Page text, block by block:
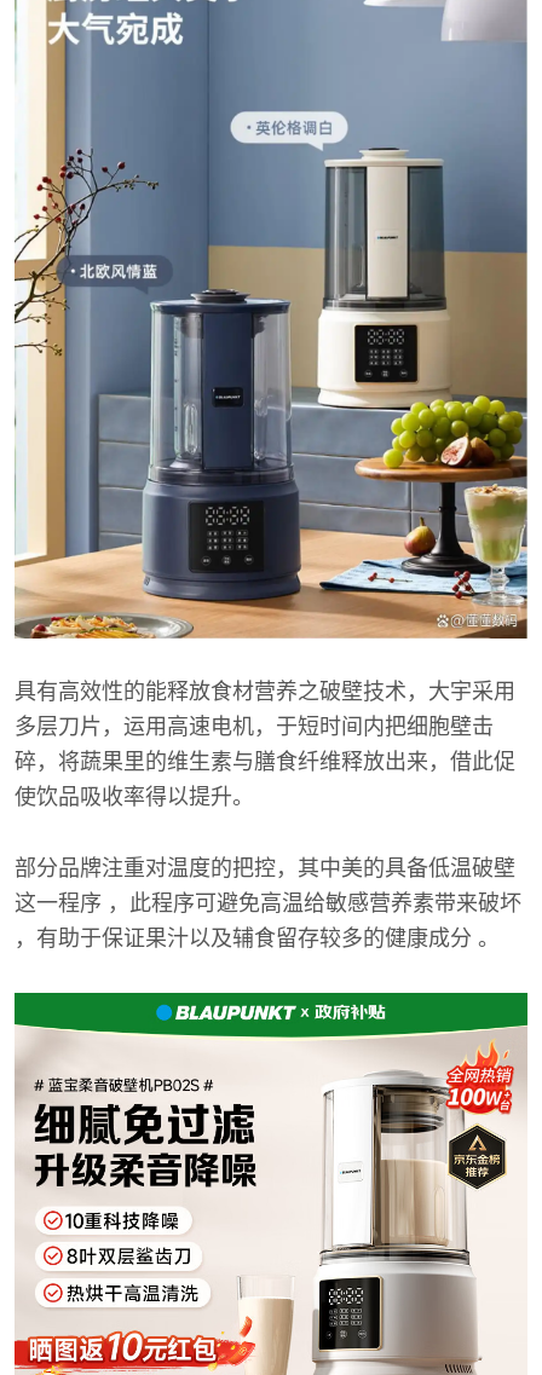
具有高效性的能释放食材营养之破壁技术，大宇采用
多层刀片，运用高速电机，于短时间内把细胞壁击
碎，将蔬果里的维生素与膳食纤维释放出来，借此促
使饮品吸收率得以提升。
部分品牌注重对温度的把控，其中美的具备低温破壁
这一程序 ，此程序可避免高温给敏感营养素带来破坏
，有助于保证果汁以及辅食留存较多的健康成分 。